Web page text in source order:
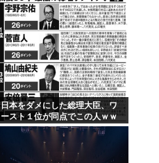
日本をダメにした総理大臣、ワ
ースト１位が同点でこの人ｗｗ
ｗｗｗｗ